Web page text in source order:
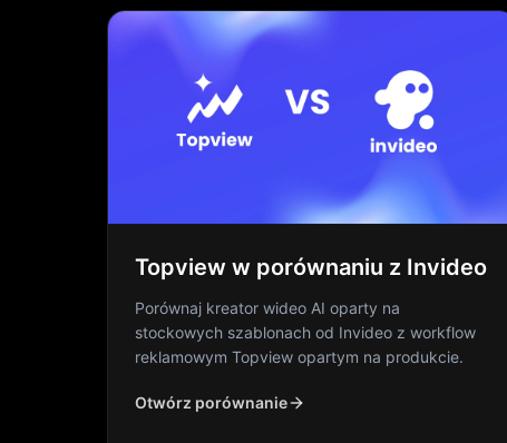
Topview w porównaniu z Invideo
Porównaj kreator wideo AI oparty na
stockowych szablonach od Invideo z workflow
reklamowym Topview opartym na produkcie.
Otwórz porównanie